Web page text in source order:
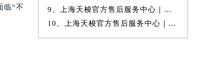
临“不
9、上海天梭官方售后服务中心｜完整地址与售后热线电话权威信息公示（20
10、上海天梭官方售后服务中心｜最新电话和官方售后热线权威信息公示（20